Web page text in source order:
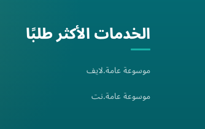
الخدمات الأكثر طلبًا
موسوعة عامة.لايف
موسوعة عامة.نت